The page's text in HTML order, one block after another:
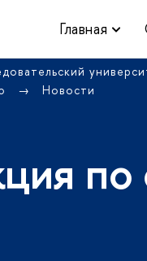
Главная
Новости
по